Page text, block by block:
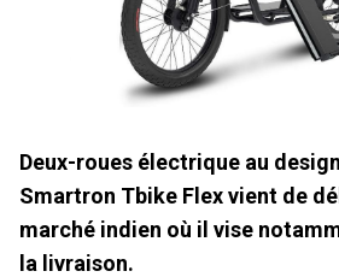
Deux-roues électrique au
Smartron Tbike Flex vient de
marché indien où il vise
la livraison.